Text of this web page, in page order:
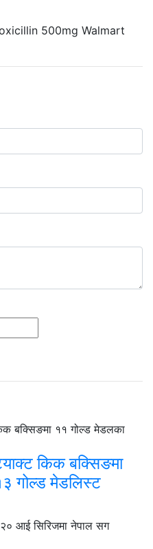
500mg Walmart
किक बक्सिङमा
गोल्ड मेडलिस्ट